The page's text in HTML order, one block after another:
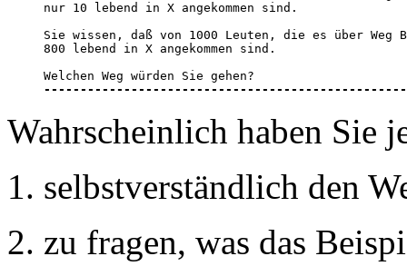
nur 10 lebend in X angekommen sind.
Sie wissen, daß von 1000 Leuten, die es über Weg
800 lebend in X angekommen sind.
Wahrscheinlich haben Sie
1. selbstverständlich den
2. zu fragen, was das